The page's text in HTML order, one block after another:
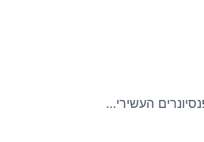
לא חקלאים ולא חקלאות, הפנסיונרים העשירים מוכרים את השטח ומחיר הכפר מזנק